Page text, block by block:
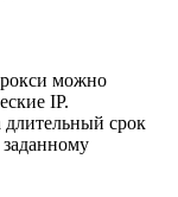
можно
IP.
длительный срок